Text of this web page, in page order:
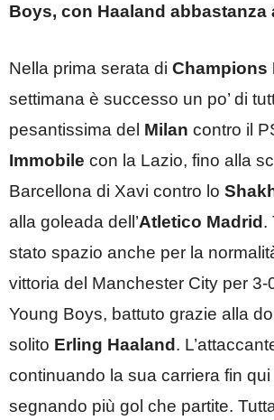
Boys, con Haaland abbastanza
Nella prima serata di Champions
settimana è successo un po’ di
pesantissima del Milan contro il
Immobile con la Lazio, fino alla
Barcellona di Xavi contro lo
alla goleada dell’Atletico Madrid.
stato spazio anche per la
vittoria del Manchester City per 3-
Young Boys, battuto grazie alla
solito Erling Haaland.
continuando la sua carriera fin
segnando più gol che partite.